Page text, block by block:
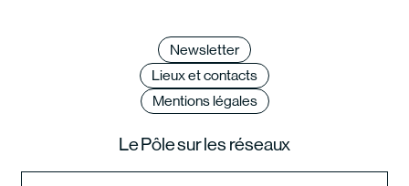
Newsletter
Lieux et contacts
Mentions légales
Le Pôle sur les réseaux